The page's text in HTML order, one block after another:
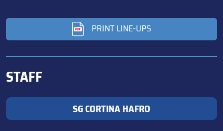
PRINT LINE-UPS
STAFF
SG CORTINA HAFRO